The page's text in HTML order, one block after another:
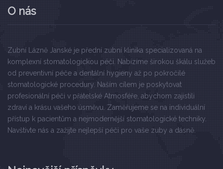
O nás
Zubní Lázně Janské je přední zubní klinika specializovaná na
komplexní stomatologickou péči. Nabízíme širokou škálu služeb
od preventivní péče a dentální hygieny až po pokročilé
stomatologické procedury. Naším cílem je poskytovat
profesionální péči v přátelské Atmosféře, abychom zajistili
zdraví a krásu vašeho úsměvu. Zaměřujeme se na individuální
přístup k pacientům a nejmodernější stomatologické techniky.
Navštivte nás a zažijte nejlepší péči pro vaše zuby a dásně.